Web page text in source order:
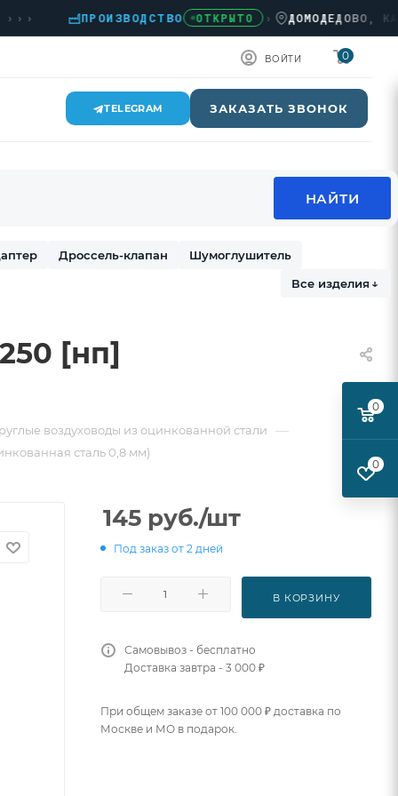
ПРОИЗВОДСТВО ОТКРЫТО › ДОМОДЕДОВО,
ВОЙТИ 0
TELEGRAM ЗАКАЗАТЬ ЗВОНОК
Дроссель-клапан
Шумоглушитель
Все изделия ↓
[нп]
воздуховоды из оцинкованной стали —
сталь 0,8 мм)
145 руб./шт
Под заказ от 2 дней
В КОРЗИНУ
Самовывоз - бесплатно
Доставка завтра - 3 000 ₽
При общем заказе от 100 000 ₽ доставка по
Москве и МО в подарок.
0
0